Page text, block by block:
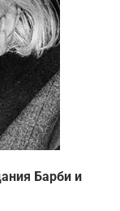
Барби и